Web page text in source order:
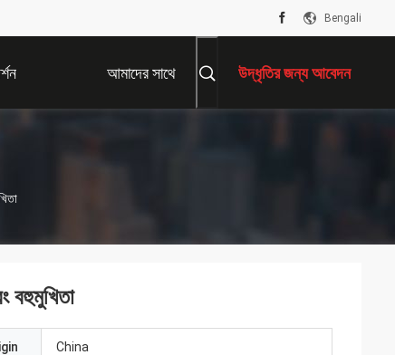
Bengali
আমাদের সাথে উদ্ধৃতির জন্য আবেদন
বহুমুখিতা
China